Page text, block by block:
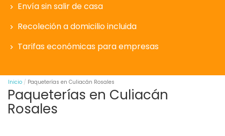
Envía sin salir de casa
Recoleción a domicilio incluida
Tarifas económicas para empresas
Inicio Paqueterías en Culiacán Rosales
Paqueterías en Culiacán
Rosales